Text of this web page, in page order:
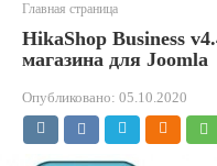
Главная страница
HikaShop Business
магазина для Joomla
Опубликовано: 05.10.2020